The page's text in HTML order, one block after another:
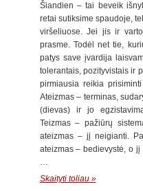
Šiandien – tai beveik
retai sutiksime spaudoje,
viršeliuose. Jei jis ir
prasme. Todėl net tie,
patys save įvardija
tolerantais, pozityvistais ir
pirmiausia reikia
Ateizmas – terminas,
(dievas) ir jo
Teizmas – pažiūrų
ateizmas – jį neigianti.
ateizmas – bedievystė, o
…
Skaityti toliau »